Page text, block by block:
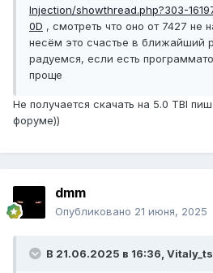
Injection/showthread.php?303-
0D , смотреть что оно от 7427 не
несём это счастье в ближайший
радуемся, если есть
проще
Не получается скачать на 5.0 TBI
форуме))
dmm
Опубликовано 21 июня, 2025
В 21.06.2025 в 16:36,